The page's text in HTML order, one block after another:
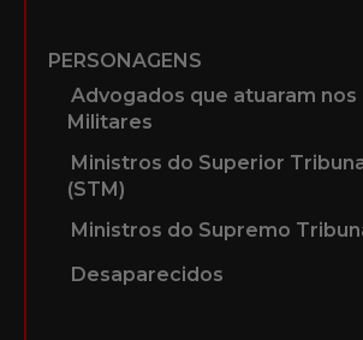
PERSONAGENS
Advogados que atuaram nos
Militares
Ministros do Superior
(STM)
Ministros do Supremo
Desaparecidos